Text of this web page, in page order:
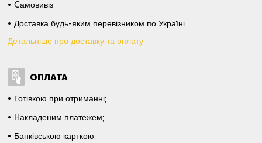
Cамовивіз
Доставка будь-яким перевізником по Україні
Детальніше про доставку та оплату
ОПЛАТА
Готівкою при отриманні;
Накладеним платежем;
Банківською карткою.